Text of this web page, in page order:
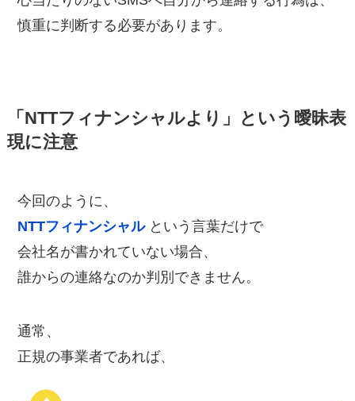
慎重に判断する必要があります。
「NTTフィナンシャルより」という曖昧表
現に注意
今回のように、
NTTフィナンシャルという言葉だけで
会社名が書かれていない場合、
誰からの連絡なのか判別できません。
通常、
正規の事業者であれば、